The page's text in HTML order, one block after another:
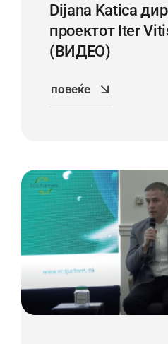
Dijana Katica
проектот Iter
(ВИДЕО)
повеќе